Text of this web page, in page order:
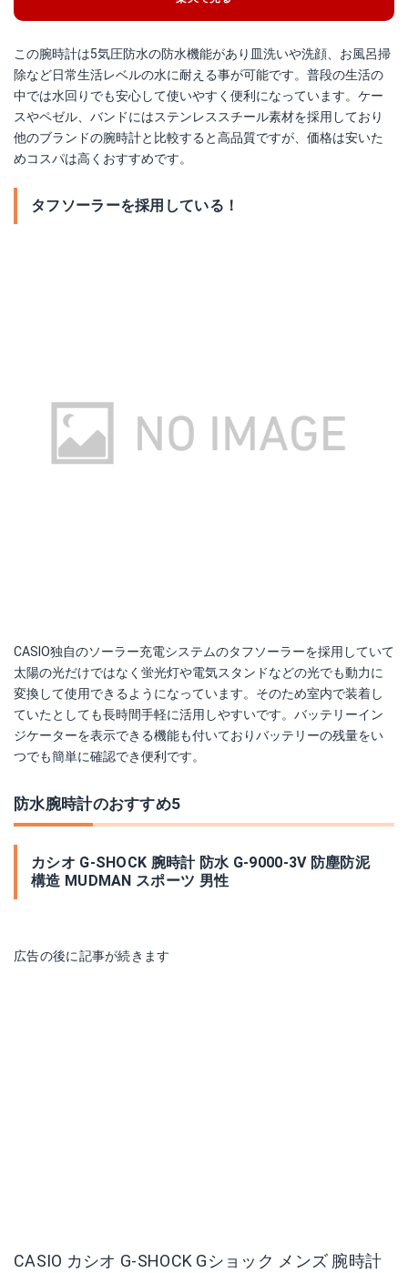
この腕時計は5気圧防水の防水機能があり皿洗いや洗顔、お風呂掃
除など日常生活レベルの水に耐える事が可能です。普段の生活の
中では水回りでも安心して使いやすく便利になっています。ケー
スやペゼル、バンドにはステンレススチール素材を採用しており
他のブランドの腕時計と比較すると高品質ですが、価格は安いた
めコスパは高くおすすめです。
タフソーラーを採用している！
CASIO独自のソーラー充電システムのタフソーラーを採用していて
太陽の光だけではなく蛍光灯や電気スタンドなどの光でも動力に
変換して使用できるようになっています。そのため室内で装着し
ていたとしても長時間手軽に活用しやすいです。バッテリーイン
ジケーターを表示できる機能も付いておりバッテリーの残量をい
つでも簡単に確認でき便利です。
防水腕時計のおすすめ5
カシオ G-SHOCK 腕時計 防水 G-9000-3V 防塵防泥
構造 MUDMAN スポーツ 男性
広告の後に記事が続きます
CASIO カシオ G-SHOCK Gショック メンズ 腕時計